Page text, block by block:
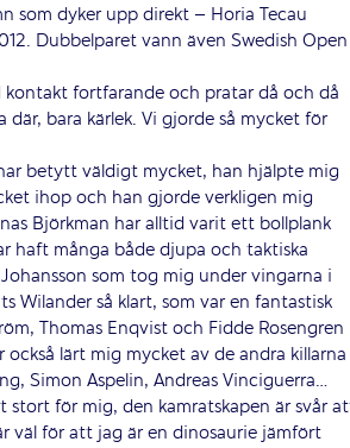
som dyker upp direkt – Horia Tecau
Dubbelparet vann även Swedish
fortfarande och pratar då och då
bara kärlek. Vi gjorde så mycket för
betytt väldigt mycket, han hjälpte mig
ihop och han gjorde verkligen mig
Björkman har alltid varit ett bollplank
haft många både djupa och taktiska
som tog mig under vingarna i
Wilander så klart, som var en fantastisk
Thomas Enqvist och Fidde Rosengren
lärt mig mycket av de andra
Simon Aspelin, Andreas Vinciguerra…
för mig, den kamratskapen är svår
väl för att jag är en dinosaurie jämfört